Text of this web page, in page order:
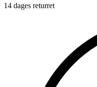
14 dages returret